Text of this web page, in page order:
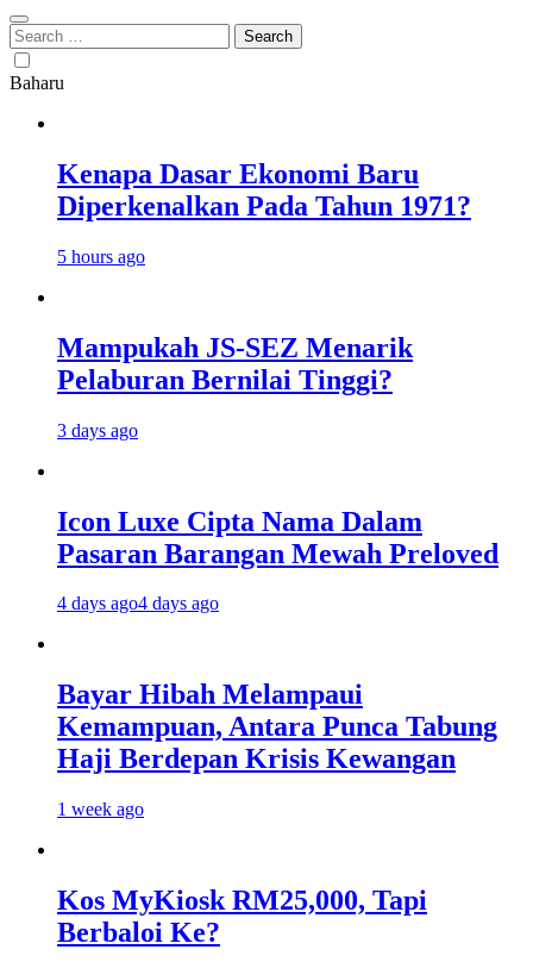
Search
for:
Baharu
Kenapa Dasar Ekonomi Baru
Diperkenalkan Pada Tahun 1971?
5 hours ago
Mampukah JS-SEZ Menarik
Pelaburan Bernilai Tinggi?
3 days ago
Icon Luxe Cipta Nama Dalam
Pasaran Barangan Mewah Preloved
4 days ago4 days ago
Bayar Hibah Melampaui
Kemampuan, Antara Punca Tabung
Haji Berdepan Krisis Kewangan
1 week ago
Kos MyKiosk RM25,000, Tapi
Berbaloi Ke?